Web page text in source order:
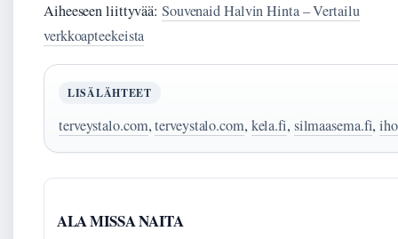
Aiheeseen liittyvää: Souvenaid Halvin Hinta – Vertailu
verkkoapteekeista
LISÄLÄHTEET
terveystalo.com,terveystalo.com, kela.fi, silmaasema.fi,
ALA MISSA NAITA